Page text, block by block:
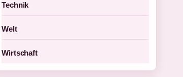
Technik
Welt
Wirtschaft